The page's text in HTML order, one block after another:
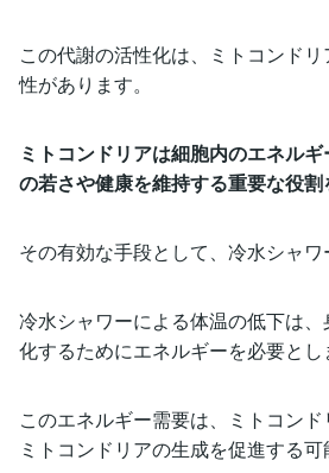
この代謝の活性化は、ミトコンド
性があります。
ミトコンドリアは細胞内のエネル
の若さや健康を維持する重要な役割
その有効な手段として、冷水シャワ
冷水シャワーによる体温の低下は
化するためにエネルギーを必要とし
このエネルギー需要は、ミトコン
ミトコンドリアの生成を促進する可